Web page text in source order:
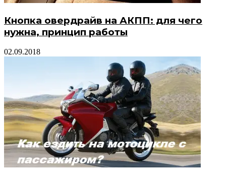
Кнопка овердрайв на АКПП: для чего
нужна, принцип работы
02.09.2018